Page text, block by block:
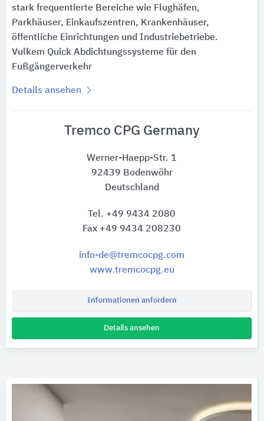
stark frequentierte Bereiche wie Flughäfen,
Parkhäuser, Einkaufszentren, Krankenhäuser,
öffentliche Einrichtungen und Industriebetriebe.
Vulkem Quick Abdichtungssysteme für den
Fußgängerverkehr
Details ansehen
Tremco CPG Germany
Werner-Haepp-Str. 1
92439 Bodenwöhr
Deutschland
Tel. +49 9434 2080
Fax +49 9434 208230
info-de@tremcocpg.com
www.tremcocpg.eu
Informationen anfordern
Details ansehen